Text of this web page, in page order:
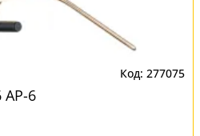
277075
6